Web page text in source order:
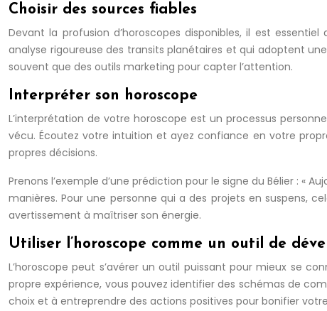
Choisir des sources fiables
Devant la profusion d’horoscopes disponibles, il est
analyse rigoureuse des transits planétaires et qui adoptent
souvent que des outils marketing pour capter l’attention.
Interpréter son horoscope
L’interprétation de votre horoscope est un processus
vécu. Écoutez votre intuition et ayez confiance en votre
propres décisions.
Prenons l’exemple d’une prédiction pour le signe du Bélier : «
manières. Pour une personne qui a des projets en suspens,
avertissement à maîtriser son énergie.
Utiliser l’horoscope comme un outil de
L’horoscope peut s’avérer un outil puissant pour mieux se
propre expérience, vous pouvez identifier des schémas de
choix et à entreprendre des actions positives pour bonifier